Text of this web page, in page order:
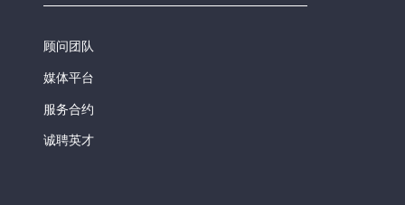
顾问团队
媒体平台
服务合约
诚聘英才